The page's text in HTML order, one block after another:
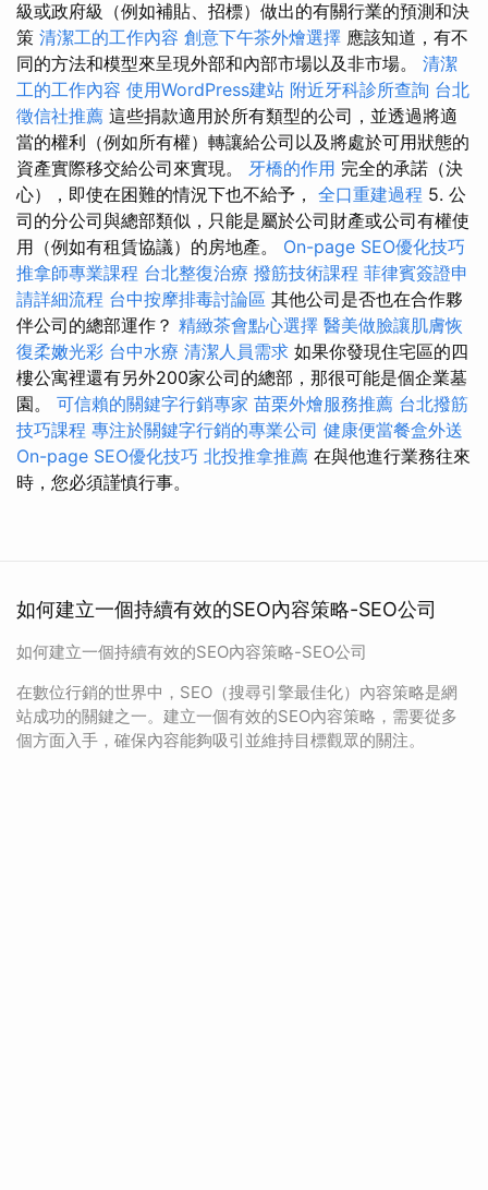
級或政府級（例如補貼、招標）做出的有關行業的預測和決
策 清潔工的工作內容 創意下午茶外燴選擇 應該知道，有不
同的方法和模型來呈現外部和內部市場以及非市場。 清潔
工的工作內容 使用WordPress建站 附近牙科診所查詢 台北
徵信社推薦 這些捐款適用於所有類型的公司，並透過將適
當的權利（例如所有權）轉讓給公司以及將處於可用狀態的
資產實際移交給公司來實現。 牙橋的作用 完全的承諾（決
心），即使在困難的情況下也不給予， 全口重建過程 5. 公
司的分公司與總部類似，只能是屬於公司財產或公司有權使
用（例如有租賃協議）的房地產。 On-page SEO優化技巧
推拿師專業課程 台北整復治療 撥筋技術課程 菲律賓簽證申
請詳細流程 台中按摩排毒討論區 其他公司是否也在合作夥
伴公司的總部運作？ 精緻茶會點心選擇 醫美做臉讓肌膚恢
復柔嫩光彩 台中水療 清潔人員需求 如果你發現住宅區的四
樓公寓裡還有另外200家公司的總部，那很可能是個企業墓
園。 可信賴的關鍵字行銷專家 苗栗外燴服務推薦 台北撥筋
技巧課程 專注於關鍵字行銷的專業公司 健康便當餐盒外送
On-page SEO優化技巧 北投推拿推薦 在與他進行業務往來
時，您必須謹慎行事。
如何建立一個持續有效的SEO內容策略-SEO公司
如何建立一個持續有效的SEO內容策略-SEO公司
在數位行銷的世界中，SEO（搜尋引擎最佳化）內容策略是網
站成功的關鍵之一。建立一個有效的SEO內容策略，需要從多
個方面入手，確保內容能夠吸引並維持目標觀眾的關注。